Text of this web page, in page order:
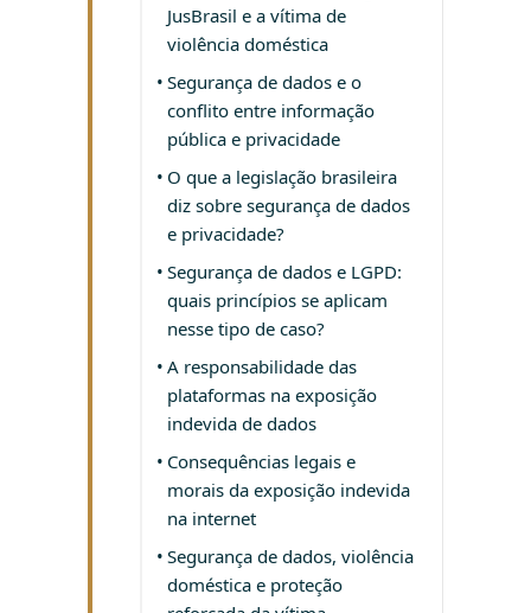
JusBrasil e a vítima de
violência doméstica
Segurança de dados e o
conflito entre informação
pública e privacidade
O que a legislação brasileira
diz sobre segurança de dados
e privacidade?
Segurança de dados e LGPD:
quais princípios se aplicam
nesse tipo de caso?
A responsabilidade das
plataformas na exposição
indevida de dados
Consequências legais e
morais da exposição indevida
na internet
Segurança de dados, violência
doméstica e proteção